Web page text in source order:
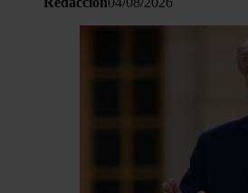
haya proporcionado o que hayan
hecho de sus servicios.